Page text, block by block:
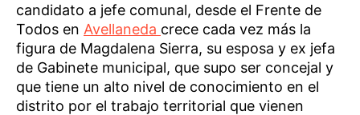
candidato a jefe comunal, desde el Frente de
Todos en Avellaneda crece cada vez más la
figura de Magdalena Sierra, su esposa y ex jefa
de Gabinete municipal, que supo ser concejal y
que tiene un alto nivel de conocimiento en el
distrito por el trabajo territorial que vienen